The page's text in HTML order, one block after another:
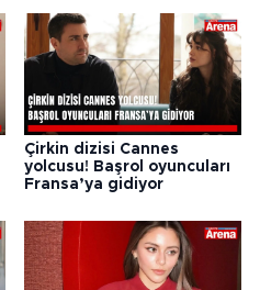
Çirkin dizisi Cannes
yolcusu! Başrol oyuncuları
Fransa’ya gidiyor